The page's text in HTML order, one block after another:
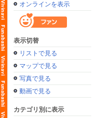
オンラインを表示
表示切替
リストで見る
マップで見る
写真で見る
動画で見る
カテゴリ別に表示